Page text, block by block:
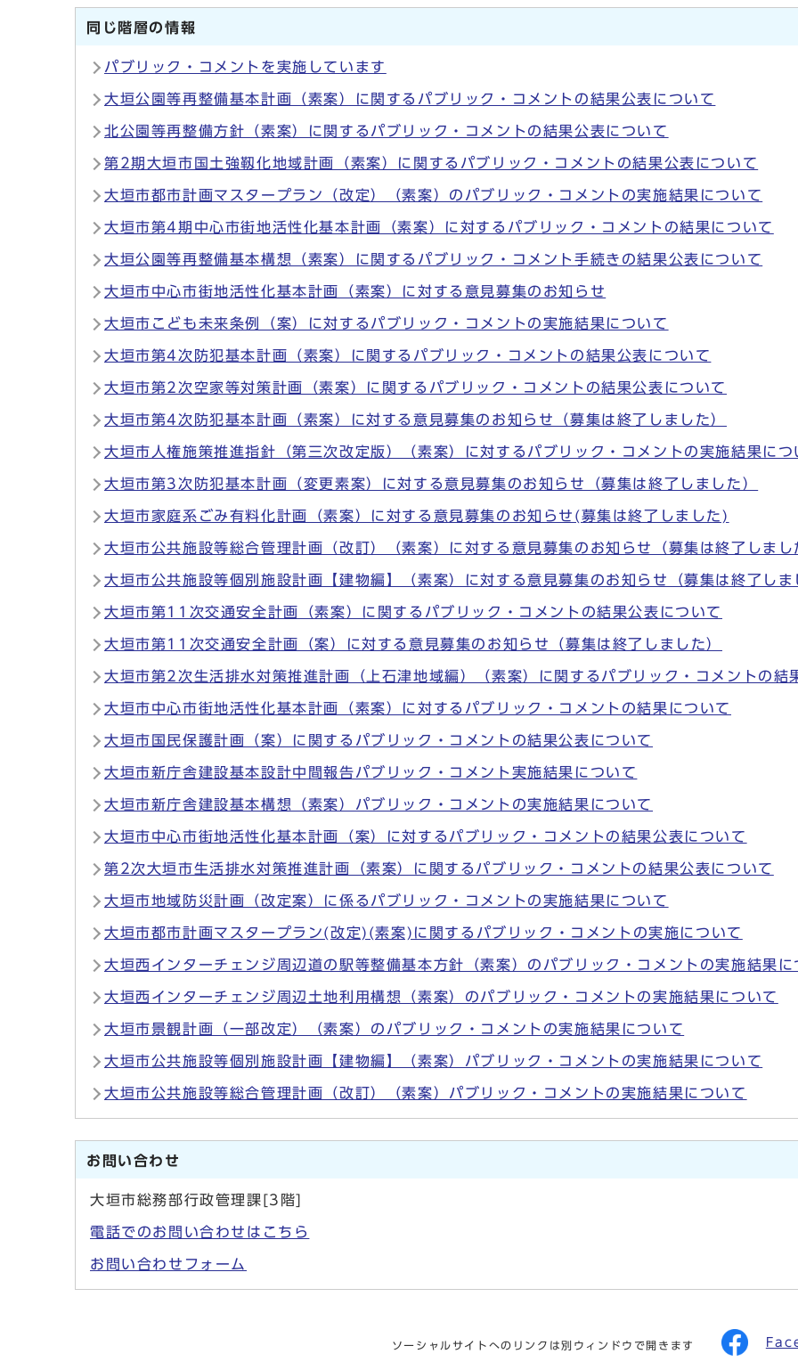
同じ階層の情報
パブリック・コメントを実施しています
大垣公園等再整備基本計画（素案）に関するパブリック・コメントの結果公表について
北公園等再整備方針（素案）に関するパブリック・コメントの結果公表について
第2期大垣市国土強靱化地域計画（素案）に関するパブリック・コメントの結果公表について
大垣市都市計画マスタープラン（改定）（素案）のパブリック・コメントの実施結果について
大垣市第4期中心市街地活性化基本計画（素案）に対するパブリック・コメントの結果について
大垣公園等再整備基本構想（素案）に関するパブリック・コメント手続きの結果公表について
大垣市中心市街地活性化基本計画（素案）に対する意見募集のお知らせ
大垣市こども未来条例（案）に対するパブリック・コメントの実施結果について
大垣市第4次防犯基本計画（素案）に関するパブリック・コメントの結果公表について
大垣市第2次空家等対策計画（素案）に関するパブリック・コメントの結果公表について
大垣市第4次防犯基本計画（素案）に対する意見募集のお知らせ（募集は終了しました）
大垣市人権施策推進指針（第三次改定版）（素案）に対するパブリック・コメントの実施結果につ
大垣市第3次防犯基本計画（変更素案）に対する意見募集のお知らせ（募集は終了しました）
大垣市家庭系ごみ有料化計画（素案）に対する意見募集のお知らせ(募集は終了しました)
大垣市公共施設等総合管理計画（改訂）（素案）に対する意見募集のお知らせ（募集は終了しまし
大垣市公共施設等個別施設計画【建物編】（素案）に対する意見募集のお知らせ（募集は終了しま
大垣市第11次交通安全計画（素案）に関するパブリック・コメントの結果公表について
大垣市第11次交通安全計画（案）に対する意見募集のお知らせ（募集は終了しました）
大垣市第2次生活排水対策推進計画（上石津地域編）（素案）に関するパブリック・コメントの結
大垣市中心市街地活性化基本計画（素案）に対するパブリック・コメントの結果について
大垣市国民保護計画（案）に関するパブリック・コメントの結果公表について
大垣市新庁舎建設基本設計中間報告パブリック・コメント実施結果について
大垣市新庁舎建設基本構想（素案）パブリック・コメントの実施結果について
大垣市中心市街地活性化基本計画（案）に対するパブリック・コメントの結果公表について
第2次大垣市生活排水対策推進計画（素案）に関するパブリック・コメントの結果公表について
大垣市地域防災計画（改定案）に係るパブリック・コメントの実施結果について
大垣市都市計画マスタープラン(改定)(素案)に関するパブリック・コメントの実施について
大垣西インターチェンジ周辺道の駅等整備基本方針（素案）のパブリック・コメントの実施結果に
大垣西インターチェンジ周辺土地利用構想（素案）のパブリック・コメントの実施結果について
大垣市景観計画（一部改定）（素案）のパブリック・コメントの実施結果について
大垣市公共施設等個別施設計画【建物編】（素案）パブリック・コメントの実施結果について
大垣市公共施設等総合管理計画（改訂）（素案）パブリック・コメントの実施結果について
お問い合わせ
大垣市総務部行政管理課[3階]
電話でのお問い合わせはこちら
お問い合わせフォーム
ソーシャルサイトへのリンクは別ウィンドウで開きます